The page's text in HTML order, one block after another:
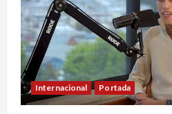
Internacional Portada